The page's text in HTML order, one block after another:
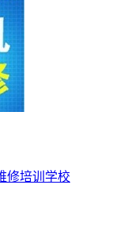
修培训学校